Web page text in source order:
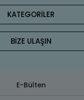
KATEGORİLER
BİZE ULAŞIN
E-Bülten